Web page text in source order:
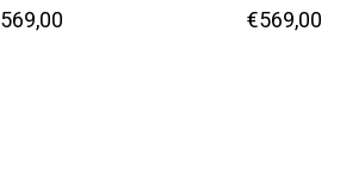
569,00 €569,00